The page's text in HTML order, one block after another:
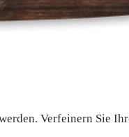
Verfeinern Sie